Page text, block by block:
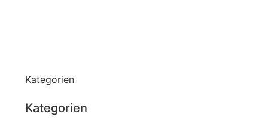
Kategorien
Kategorien